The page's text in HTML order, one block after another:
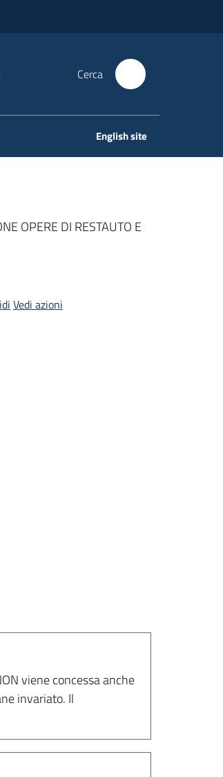
Cerca
English site
OPERE DI RESTAUTO E
Vedi azioni
viene concessa anche
invariato. Il